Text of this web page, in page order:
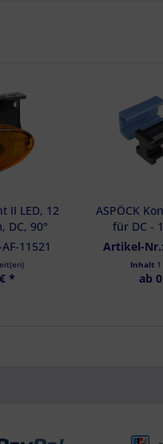
II LED, 12
DC, 90°
027
AF-11521
*
ASPÖCK
für DC -
Artikel-Nr.:
Inhalt
ab